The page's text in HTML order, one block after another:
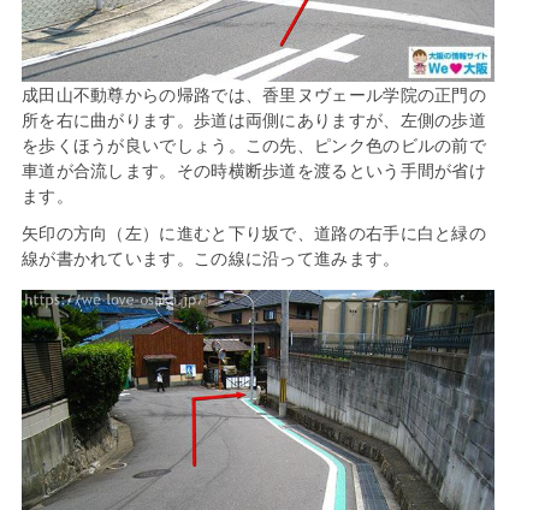
成田山不動尊からの帰路では、香里ヌヴェール学院の正門の
所を右に曲がります。歩道は両側にありますが、左側の歩道
を歩くほうが良いでしょう。この先、ピンク色のビルの前で
車道が合流します。その時横断歩道を渡るという手間が省け
ます。
矢印の方向（左）に進むと下り坂で、道路の右手に白と緑の
線が書かれています。この線に沿って進みます。